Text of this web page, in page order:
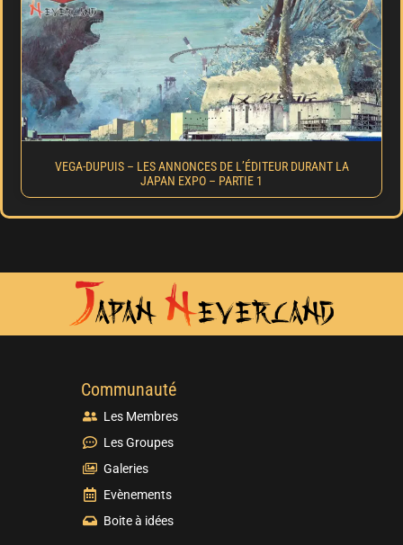
VEGA-DUPUIS – LES ANNONCES DE L’ÉDITEUR DURANT LA
JAPAN EXPO – PARTIE 1
Communauté
Les Membres
Les Groupes
Galeries
Evènements
Boite à idées